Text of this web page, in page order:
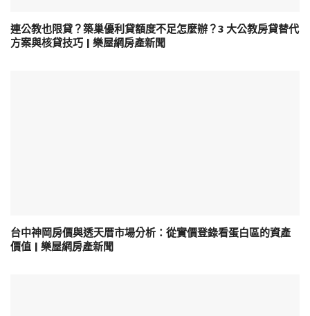
連公教也限貸？築巢優利貸額度不足怎麼辦？3 大公教房貸替代
方案與核貸技巧 | 樂屋網房產新聞
台中神岡房價與透天厝市場分析：從實價登錄看蛋白區的資產
價值 | 樂屋網房產新聞